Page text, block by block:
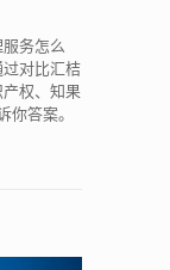
务怎么
对比汇桔
权、知果
你答案。